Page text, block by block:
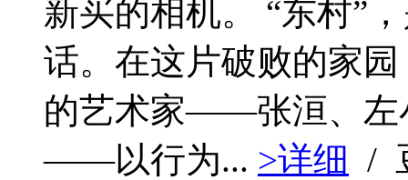
新买的相机。 “东村”
话。在这片破败的家
的艺术家——张洹、左
——以行为... >详细 /